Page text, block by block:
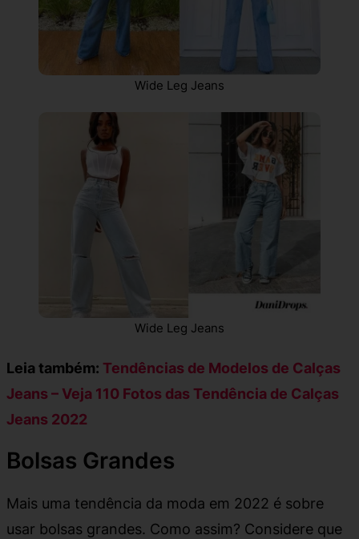
Wide Leg Jeans
Wide Leg Jeans
Leia também: Tendências de Modelos de Calças
Jeans – Veja 110 Fotos das Tendência de Calças
Jeans 2022
Bolsas Grandes
Mais uma tendência da moda em 2022 é sobre
usar bolsas grandes. Como assim? Considere que